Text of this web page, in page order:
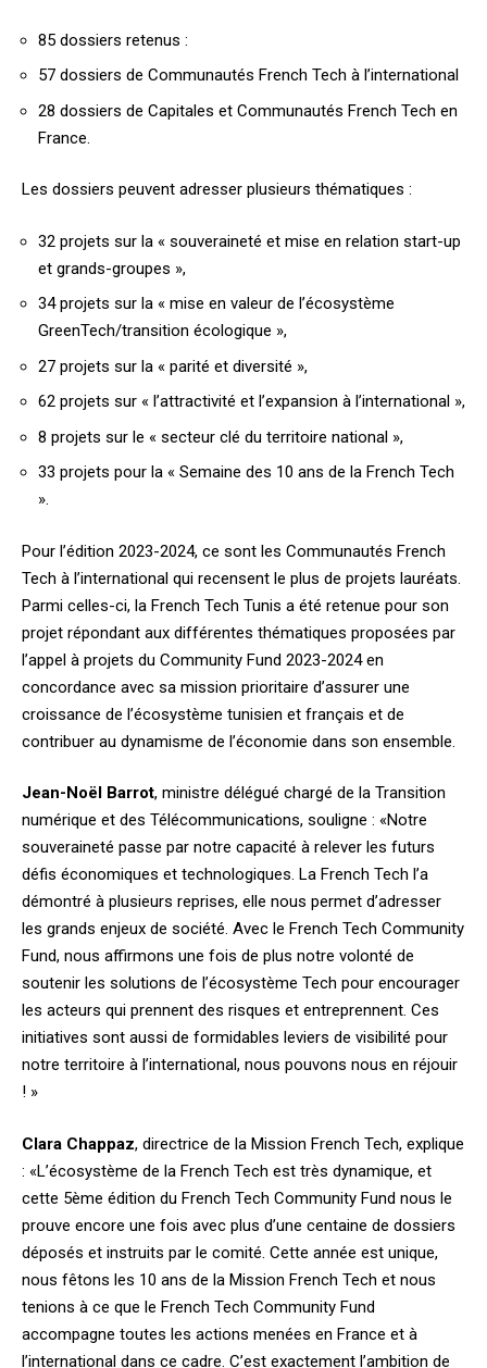
85 dossiers retenus :
57 dossiers de Communautés French Tech à l’international
28 dossiers de Capitales et Communautés French Tech en
France.
Les dossiers peuvent adresser plusieurs thématiques :
32 projets sur la « souveraineté et mise en relation start-up
et grands-groupes »,
34 projets sur la « mise en valeur de l’écosystème
GreenTech/transition écologique »,
27 projets sur la « parité et diversité »,
62 projets sur « l’attractivité et l’expansion à l’international »,
8 projets sur le « secteur clé du territoire national »,
33 projets pour la « Semaine des 10 ans de la French Tech
».
Pour l’édition 2023-2024, ce sont les Communautés French
Tech à l’international qui recensent le plus de projets lauréats.
Parmi celles-ci, la French Tech Tunis a été retenue pour son
projet répondant aux différentes thématiques proposées par
l’appel à projets du Community Fund 2023-2024 en
concordance avec sa mission prioritaire d’assurer une
croissance de l’écosystème tunisien et français et de
contribuer au dynamisme de l’économie dans son ensemble.
Jean-Noël Barrot, ministre délégué chargé de la Transition
numérique et des Télécommunications, souligne : «Notre
souveraineté passe par notre capacité à relever les futurs
défis économiques et technologiques. La French Tech l’a
démontré à plusieurs reprises, elle nous permet d’adresser
les grands enjeux de société. Avec le French Tech Community
Fund, nous affirmons une fois de plus notre volonté de
soutenir les solutions de l’écosystème Tech pour encourager
les acteurs qui prennent des risques et entreprennent. Ces
initiatives sont aussi de formidables leviers de visibilité pour
notre territoire à l’international, nous pouvons nous en réjouir
! »
Clara Chappaz, directrice de la Mission French Tech, explique
: «L’écosystème de la French Tech est très dynamique, et
cette 5ème édition du French Tech Community Fund nous le
prouve encore une fois avec plus d’une centaine de dossiers
déposés et instruits par le comité. Cette année est unique,
nous fêtons les 10 ans de la Mission French Tech et nous
tenions à ce que le French Tech Community Fund
accompagne toutes les actions menées en France et à
l’international dans ce cadre. C’est exactement l’ambition de